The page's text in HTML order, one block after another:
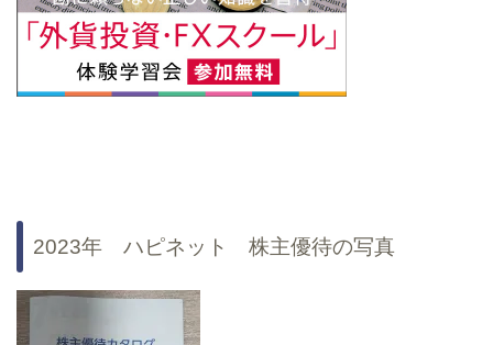
2023年 ハピネット 株主優待の写真